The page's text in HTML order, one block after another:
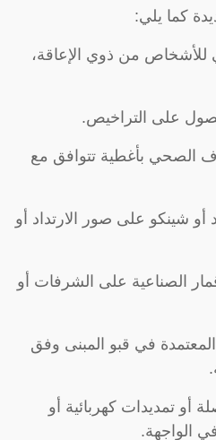
كما يلي:
للأشخاص من ذوي الإعاقة،
على التراخيص.
الصحي بأغطية تتوافق مع
شينكو على صور الارتداد أو
الصناعية على الشرفات أو
في قبو المبنى وفق
أو تمديدات كهربائية أو
الواجهة.